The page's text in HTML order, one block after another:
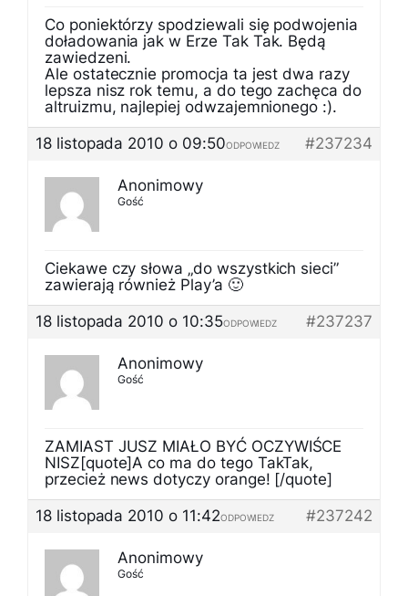
Co poniektórzy spodziewali się podwojenia
doładowania jak w Erze Tak Tak. Będą
zawiedzeni.
Ale ostatecznie promocja ta jest dwa razy
lepsza nisz rok temu, a do tego zachęca do
altruizmu, najlepiej odwzajemnionego :).
18 listopada 2010 o 09:50
#237234
ODPOWIEDZ
Anonimowy
Gość
Ciekawe czy słowa „do wszystkich sieci”
zawierają również Play’a 🙂
18 listopada 2010 o 10:35
#237237
ODPOWIEDZ
Anonimowy
Gość
ZAMIAST JUSZ MIAŁO BYĆ OCZYWIŚCE
NISZ[quote]A co ma do tego TakTak,
przecież news dotyczy orange! [/quote]
18 listopada 2010 o 11:42
#237242
ODPOWIEDZ
Anonimowy
Gość